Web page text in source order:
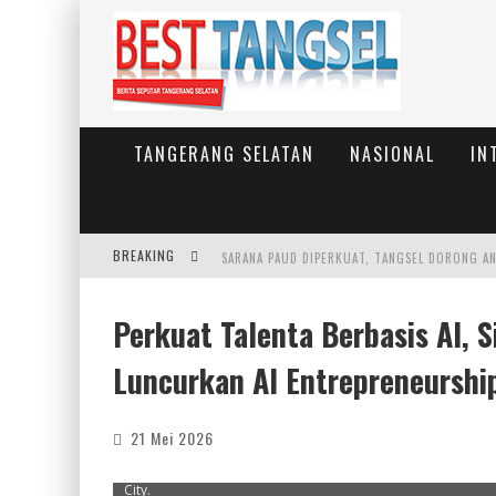
TANGERANG SELATAN NASIONAL
BREAKING
Perkuat Talenta Berbasis AI,
Luncurkan AI
21 Mei 2026
City.